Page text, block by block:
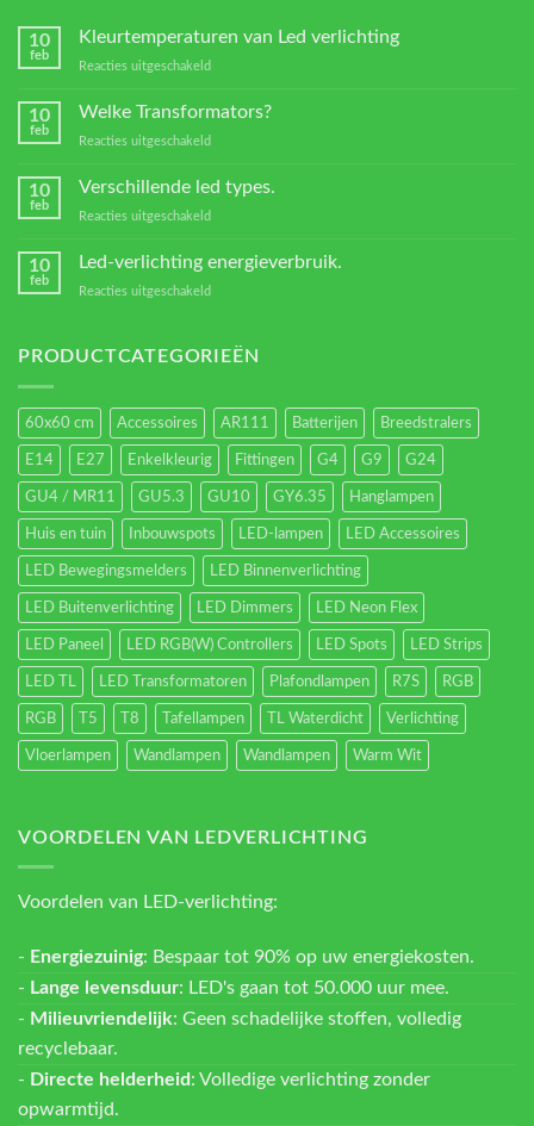
10
feb
Kleurtemperaturen van Led verlichting
Reacties uitgeschakeld
van
verlichting
10
feb
Welke Transformators?
Reacties uitgeschakeld
Transformators?
10
feb
Verschillende led types.
Reacties uitgeschakeld
led
10
feb
Led-verlichting energieverbruik.
Reacties uitgeschakeld
energieverbruik.
PRODUCTCATEGORIEËN
60x60 cm Accessoires AR111 Batterijen Breedstralers
E14 E27 Enkelkleurig Fittingen G4 G9 G24
GU4 / MR11 GU5.3 GU10 GY6.35 Hanglampen
Huis en tuin Inbouwspots LED-lampen LED Accessoires
LED Bewegingsmelders LED Binnenverlichting
LED Buitenverlichting LED Dimmers LED Neon Flex
LED Paneel LED RGB(W) Controllers LED Spots LED Strips
LED TL LED Transformatoren Plafondlampen R7S RGB
RGB T5 T8 Tafellampen TL Waterdicht Verlichting
Vloerlampen Wandlampen Wandlampen Warm Wit
VOORDELEN VAN LEDVERLICHTING
Voordelen van LED-verlichting:
- Energiezuinig: Bespaar tot 90% op uw energiekosten.
- Lange levensduur: LED's gaan tot 50.000 uur mee.
- Milieuvriendelijk: Geen schadelijke stoffen, volledig
recyclebaar.
- Directe helderheid : Volledige verlichting zonder
opwarmtijd.